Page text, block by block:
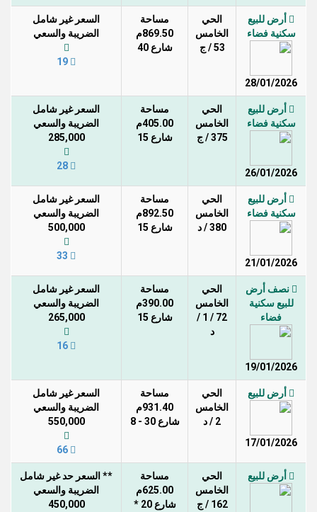
أرض للبيع
سكنية فضاء
28/01/2026
الحي
الخامس
53 / ج
مساحة
869.50م
شارع 40
السعر غير شامل
الضريبة والسعي
أرض للبيع
سكنية فضاء
26/01/2026
الحي
الخامس
375 / ج
مساحة
405.00م
شارع 15
السعر غير شامل
الضريبة والسعي
285,000
أرض للبيع
سكنية فضاء
21/01/2026
الحي
الخامس
380 / د
مساحة
892.50م
شارع 15
السعر غير شامل
الضريبة والسعي
500,000
نصف أرض
للبيع سكنية
فضاء
19/01/2026
الحي
الخامس
72 / 1 /
د
مساحة
390.00م
شارع 15
السعر غير شامل
الضريبة والسعي
265,000
أرض للبيع
17/01/2026
الحي
الخامس
2 / د
مساحة
931.40م
شارع 30 - 8
السعر غير شامل
الضريبة والسعي
550,000
أرض للبيع
الحي
الخامس
162 / ج
مساحة
625.00م
شارع 20 *
** السعر حد غير شامل
الضريبة والسعي
450,000